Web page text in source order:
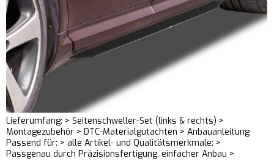
Lieferumfang: > Seitenschweller-Set (links & rechts) >
Montagezubehör > DTC-Materialgutachten > Anbauanleitung
Passend für: > alle Artikel- und Qualitätsmerkmale: >
Passgenau durch Präzisionsfertigung, einfacher Anbau >